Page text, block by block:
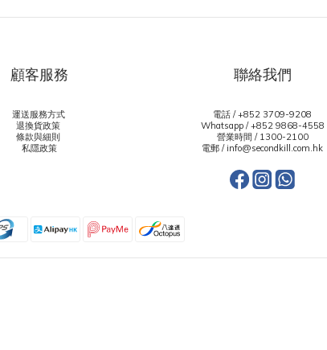
顧客服務
運送服務方式
退換貨政策
條款與細則
私隱政策
聯絡我們
電話 / +852 3709-9208
Whatsapp /+852 9868-4558
營業時間 / 1300-2100
電郵 / info@secondkill.com.hk